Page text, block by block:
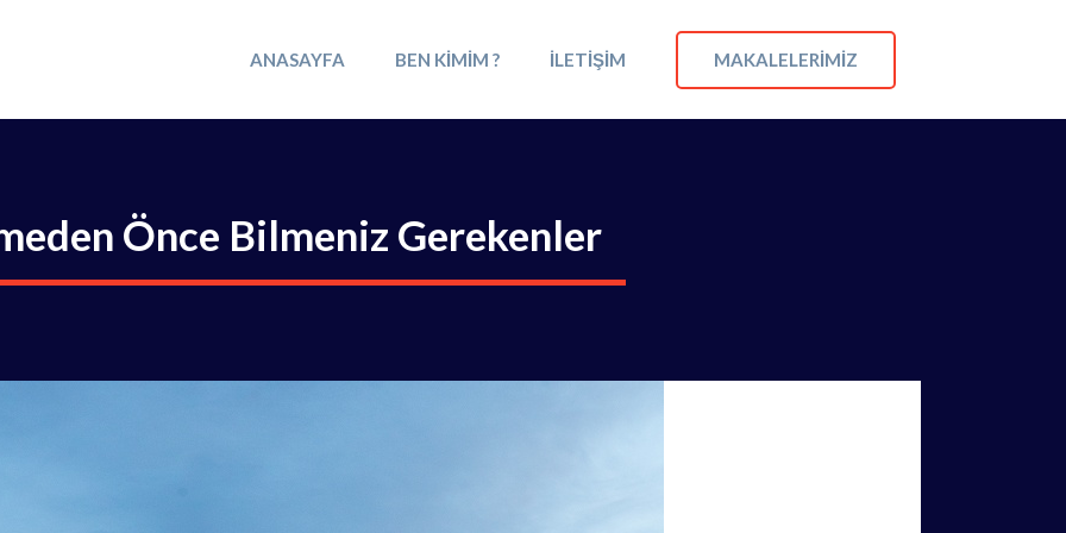
ANASAYFA BEN KIMIM ? İLETIŞIM MAKALELERIMIZ
Önce Bilmeniz Gerekenler